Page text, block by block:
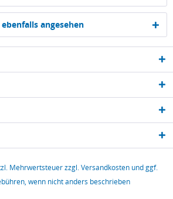
angesehen
Mehrwertsteuer zzgl.Versandkosten und ggf.
wenn nicht anders beschrieben